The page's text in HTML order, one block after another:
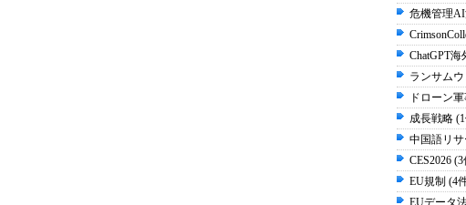
危機管理
ChatGPT
ランサム
ドローン
成長戦略
中国語リ
CES2026
EU規制 (4
EUデータ